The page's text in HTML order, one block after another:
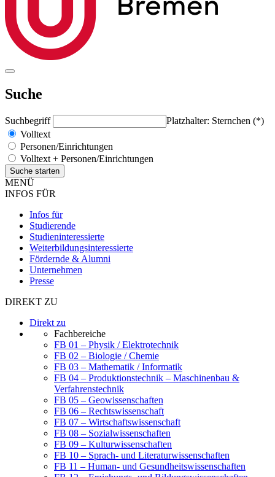
Suche
Suchbegriff
Platzhalter: Sternchen (*)
Volltext
Personen/Einrichtungen
Volltext + Personen/Einrichtungen
MENÜ
INFOS FÜR
Infos für
Studierende
Studieninteressierte
Weiterbildungsinteressierte
Fördernde & Alumni
Unternehmen
Presse
DIREKT ZU
Direkt zu
Fachbereiche
FB 01 – Physik / Elektrotechnik
FB 02 – Biologie / Chemie
FB 03 – Mathematik / Informatik
FB 04 – Produktionstechnik – Maschinenbau &
Verfahrenstechnik
FB 05 – Geowissenschaften
FB 06 – Rechtswissenschaft
FB 07 – Wirtschaftswissenschaft
FB 08 – Sozialwissenschaften
FB 09 – Kulturwissenschaften
FB 10 – Sprach- und Literaturwissenschaften
FB 11 – Human- und Gesundheitswissenschaften